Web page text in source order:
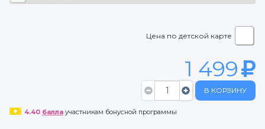
Цена по детской карте
1 499
В КОРЗИНУ
4.40 баллаучастникам бонусной программы